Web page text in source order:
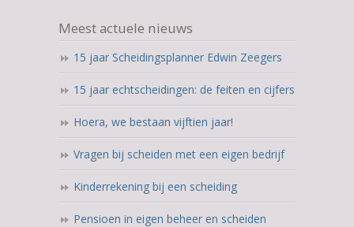
Meest actuele nieuws
15 jaar Scheidingsplanner Edwin Zeegers
15 jaar echtscheidingen: de feiten en cijfers
Hoera, we bestaan vijftien jaar!
Vragen bij scheiden met een eigen bedrijf
Kinderrekening bij een scheiding
Pensioen in eigen beheer en scheiden